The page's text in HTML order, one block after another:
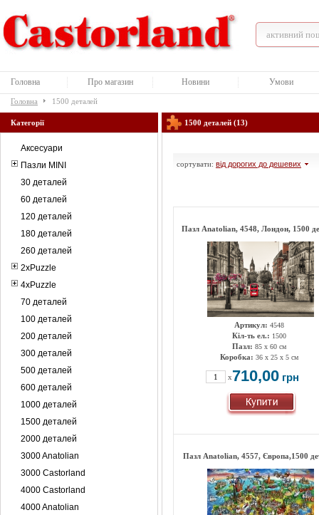
Головна Про магазин Новини Умови
Головна 1500 деталей
Категорії
Аксесуари
Пазли MINI
30 деталей
60 деталей
120 деталей
180 деталей
260 деталей
2xPuzzle
4xPuzzle
70 деталей
100 деталей
200 деталей
300 деталей
500 деталей
600 деталей
1000 деталей
1500 деталей
2000 деталей
3000 Anatolian
3000 Castorland
4000 Castorland
4000 Anatolian
1500 деталей (13)
сортувати: від дорогих до дешевих
Пазл Anatolian, 4548, Лондон, 1500
Артикул: 4548
Кіл-ть ел.: 1500
Пазл: 85 x 60 см
Коробка: 36 x 25 x 5 см
x710,00 грн
Пазл Anatolian, 4557, Європа,1500